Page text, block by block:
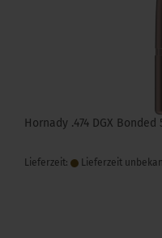
Hornady .474 DGX
Lieferzeit: Lieferzeit